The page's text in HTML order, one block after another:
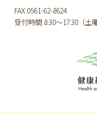
FAX.0561-62-8624
受付時間 8:30～17:30（土